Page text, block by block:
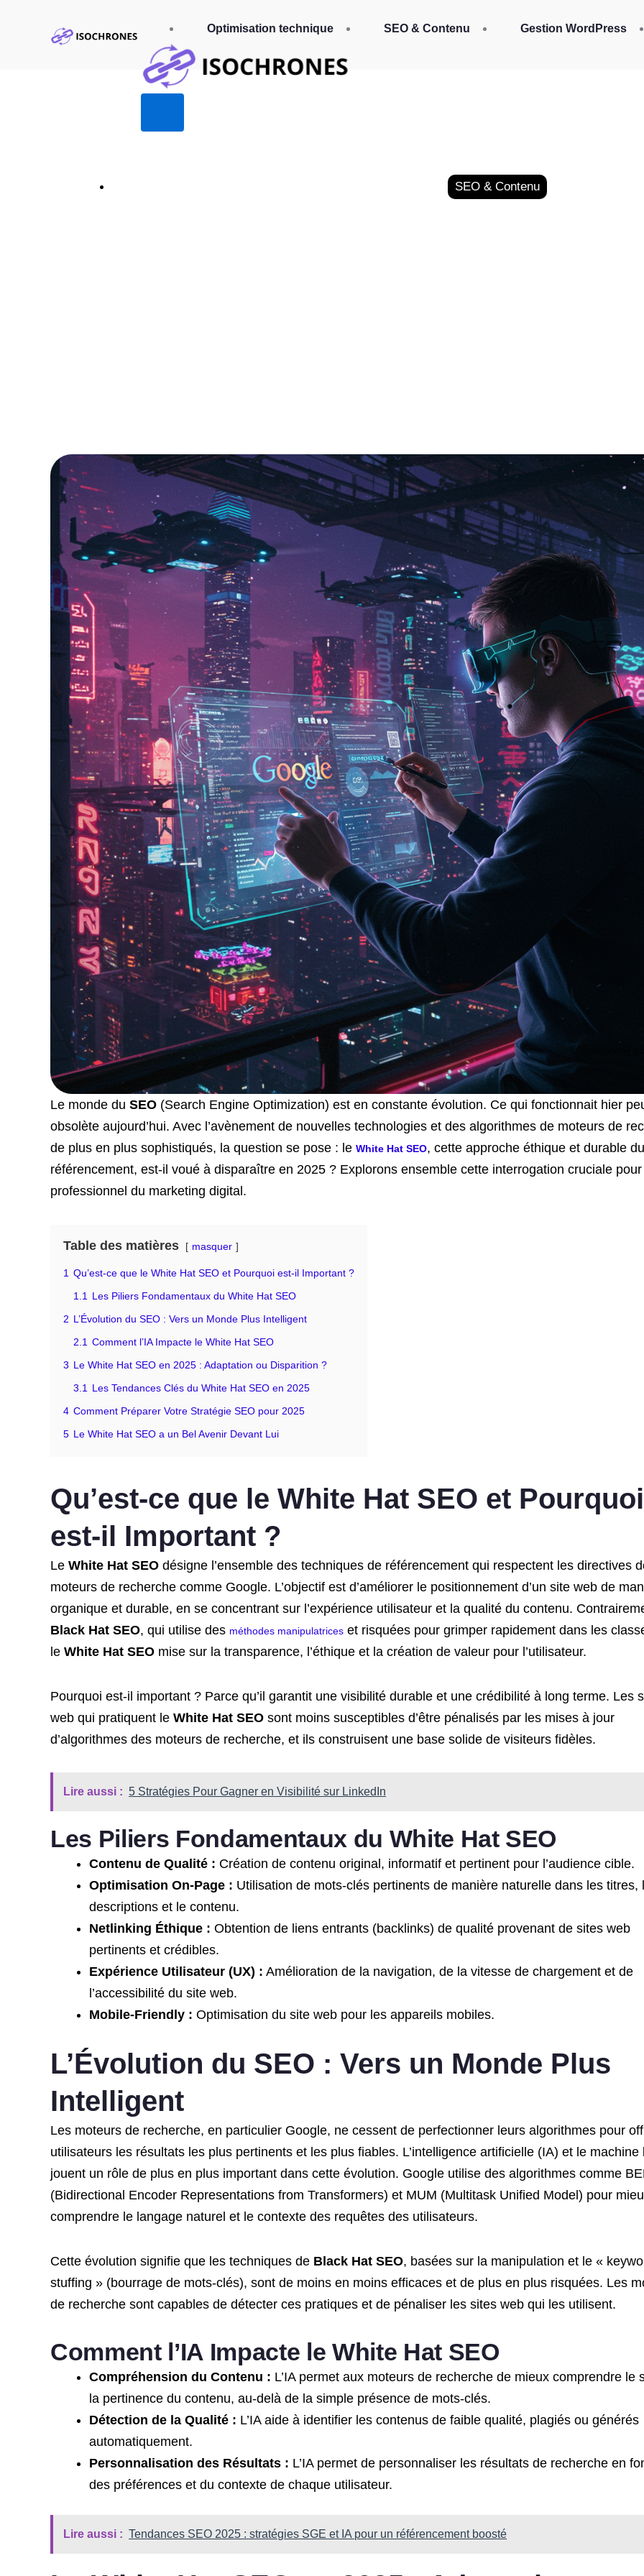
Optimisation technique SEO & Contenu Gestion WordPress
SEO & Contenu
Le monde duSEO (Search Engine Optimization) est en constante évolution. Ce qui fonctionnait hier
obsolète aujourd’hui. Avec l’avènement de nouvelles technologies et des algorithmes de moteurs de
de plus en plus sophistiqués, la question se pose : leWhite Hat SEO, cette approche éthique et durable du
référencement, est-il voué à disparaître en 2025 ? Explorons ensemble cette interrogation cruciale
professionnel du marketing digital.
Table des matières masquer
1 Qu’est-ce que le White Hat SEO et Pourquoi est-il Important ?
1.1 Les Piliers Fondamentaux du White Hat SEO
2 L’Évolution du SEO : Vers un Monde Plus Intelligent
2.1 Comment l’IA Impacte le White Hat SEO
3 Le White Hat SEO en 2025 : Adaptation ou Disparition ?
3.1 Les Tendances Clés du White Hat SEO en 2025
4 Comment Préparer Votre Stratégie SEO pour 2025
5 Le White Hat SEO a un Bel Avenir Devant Lui
Qu’est-ce que le White Hat SEO et Pourquoi
est-il Important ?
LeWhite Hat SEO désigne l’ensemble des techniques de référencement qui respectent les directives
moteurs de recherche comme Google. L’objectif est d’améliorer le positionnement d’un site web de
organique et durable, en se concentrant sur l’expérience utilisateur et la qualité du contenu.
Black Hat SEO, qui utilise des méthodes manipulatrices et risquées pour grimper rapidement dans les
leWhite Hat SEO mise sur la transparence, l’éthique et la création de valeur pour l’utilisateur.
Pourquoi est-il important ? Parce qu’il garantit une visibilité durable et une crédibilité à long terme. Les
web qui pratiquent leWhite Hat SEO sont moins susceptibles d’être pénalisés par les mises à jour
d’algorithmes des moteurs de recherche, et ils construisent une base solide de visiteurs fidèles.
Lire aussi : 5 Stratégies Pour Gagner en Visibilité sur LinkedIn
Les Piliers Fondamentaux du White Hat SEO
Contenu de Qualité : Création de contenu original, informatif et pertinent pour l’audience cible.
Optimisation On-Page : Utilisation de mots-clés pertinents de manière naturelle dans les titres,
descriptions et le contenu.
Netlinking Éthique : Obtention de liens entrants (backlinks) de qualité provenant de sites web
pertinents et crédibles.
Expérience Utilisateur (UX) : Amélioration de la navigation, de la vitesse de chargement et de
l’accessibilité du site web.
Mobile-Friendly : Optimisation du site web pour les appareils mobiles.
L’Évolution du SEO : Vers un Monde Plus
Intelligent
Les moteurs de recherche, en particulier Google, ne cessent de perfectionner leurs algorithmes pour
utilisateurs les résultats les plus pertinents et les plus fiables. L’intelligence artificielle (IA) et le machine
jouent un rôle de plus en plus important dans cette évolution. Google utilise des algorithmes comme
(Bidirectional Encoder Representations from Transformers) et MUM (Multitask Unified Model) pour
comprendre le langage naturel et le contexte des requêtes des utilisateurs.
Cette évolution signifie que les techniques de Black Hat SEO, basées sur la manipulation et le «
stuffing » (bourrage de mots-clés), sont de moins en moins efficaces et de plus en plus risquées. Les
de recherche sont capables de détecter ces pratiques et de pénaliser les sites web qui les utilisent.
Comment l’IA Impacte le White Hat SEO
Compréhension du Contenu : L’IA permet aux moteurs de recherche de mieux comprendre le
la pertinence du contenu, au-delà de la simple présence de mots-clés.
Détection de la Qualité : L’IA aide à identifier les contenus de faible qualité, plagiés ou générés
automatiquement.
Personnalisation des Résultats : L’IA permet de personnaliser les résultats de recherche en
des préférences et du contexte de chaque utilisateur.
Lire aussi : Tendances SEO 2025 : stratégies SGE et IA pour un référencement boosté